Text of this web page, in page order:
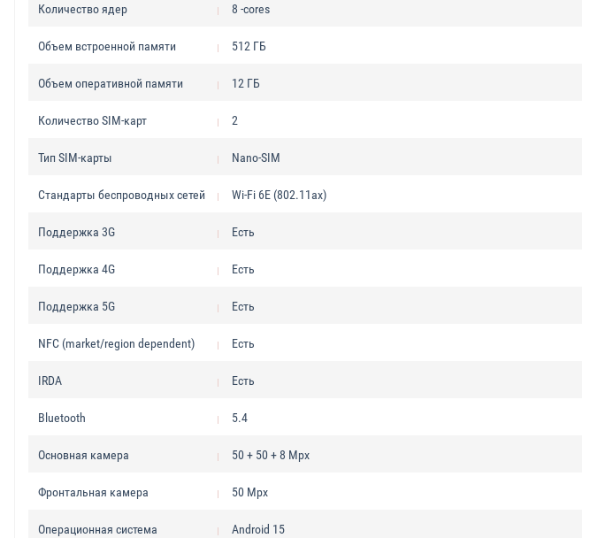
Количество ядер 8 -cores
Объем встроенной памяти 512 ГБ
Объем оперативной памяти 12 ГБ
Количество SIM-карт 2
Тип SIM-карты Nano-SIM
Стандарты беспроводных сетей Wi-Fi 6E (802.11ax)
Поддержка 3G Есть
Поддержка 4G Есть
Поддержка 5G Есть
NFC (market/region dependent) Есть
IRDA Есть
Bluetooth 5.4
Основная камера 50 + 50 + 8 Mpx
Фронтальная камера 50 Mpx
Операционная система Android 15